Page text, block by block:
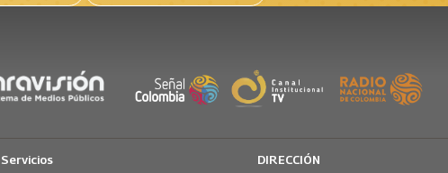
Servicios DIRECCIÓN